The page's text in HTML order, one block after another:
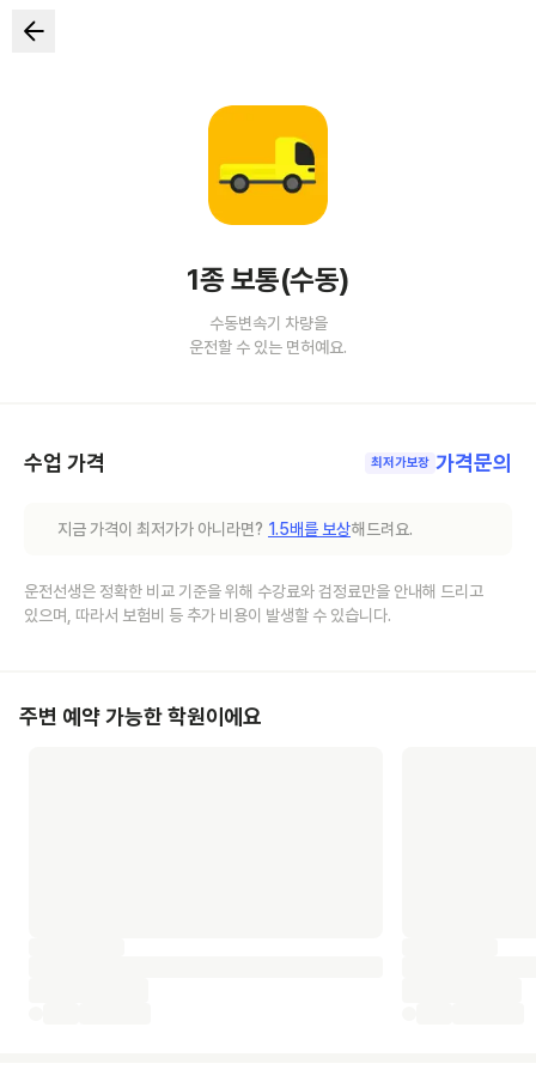
1종 보통(수동)
수동변속기 차량을
운전할 수 있는 면허예요.
수업 가격 최저가보장 가격문의
지금 가격이 최저가가 아니라면? 1.5배를 보상해드려요.
운전선생은 정확한 비교 기준을 위해 수강료와 검정료만을 안내해 드리고
있으며, 따라서 보험비 등 추가 비용이 발생할 수 있습니다.
주변 예약 가능한 학원이에요